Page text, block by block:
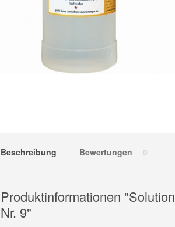
Beschreibung Bewertungen 0
Produktinformationen
Nr. 9"